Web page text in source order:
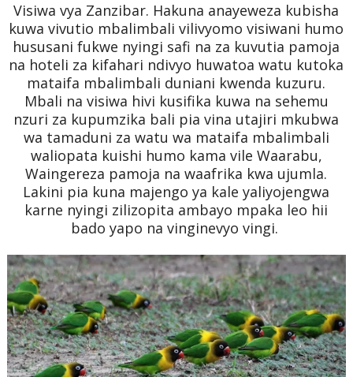
Visiwa vya Zanzibar. Hakuna anayeweza kubisha
kuwa vivutio mbalimbali vilivyomo visiwani humo
hususani fukwe nyingi safi na za kuvutia pamoja
na hoteli za kifahari ndivyo huwatoa watu kutoka
mataifa mbalimbali duniani kwenda kuzuru.
Mbali na visiwa hivi kusifika kuwa na sehemu
nzuri za kupumzika bali pia vina utajiri mkubwa
wa tamaduni za watu wa mataifa mbalimbali
waliopata kuishi humo kama vile Waarabu,
Waingereza pamoja na waafrika kwa ujumla.
Lakini pia kuna majengo ya kale yaliyojengwa
karne nyingi zilizopita ambayo mpaka leo hii
bado yapo na vinginevyo vingi.